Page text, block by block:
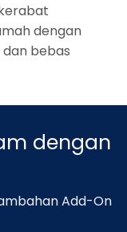
dengan
bebas
dengan
Add-On